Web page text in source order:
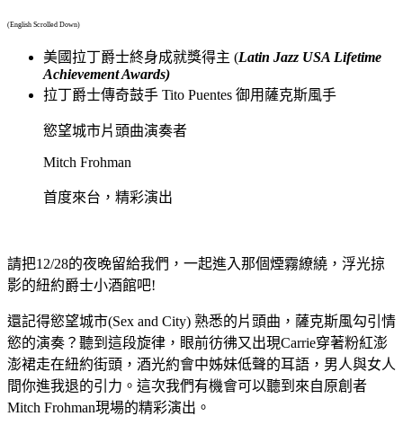
(English Scrolled Down)
美國拉丁爵士終身成就獎得主 (Latin Jazz USA Lifetime
Achievement Awards)
拉丁爵士傳奇鼓手 Tito Puentes 御用薩克斯風手
慾望城市片頭曲演奏者
Mitch Frohman
首度來台，精彩演出
請把12/28的夜晚留給我們，一起進入那個煙霧繚繞，浮光掠
影的紐約爵士小酒館吧!
還記得慾望城市(Sex and City) 熟悉的片頭曲，薩克斯風勾引情
慾的演奏？聽到這段旋律，眼前彷彿又出現Carrie穿著粉紅澎
澎裙走在紐約街頭，酒光約會中姊妹低聲的耳語，男人與女人
間你進我退的引力。這次我們有機會可以聽到來自原創者
Mitch Frohman現場的精彩演出。